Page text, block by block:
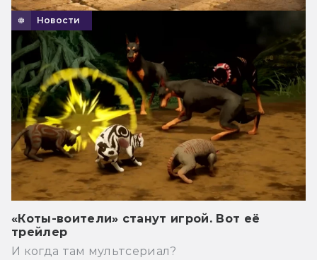
Новости
«Коты-воители» станут игрой. Вот её
трейлер
И когда там мультсериал?